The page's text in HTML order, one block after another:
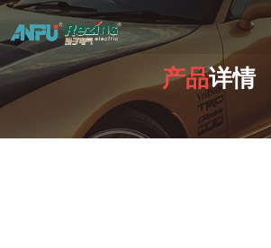
产品详情
TOYOTA MOTOR